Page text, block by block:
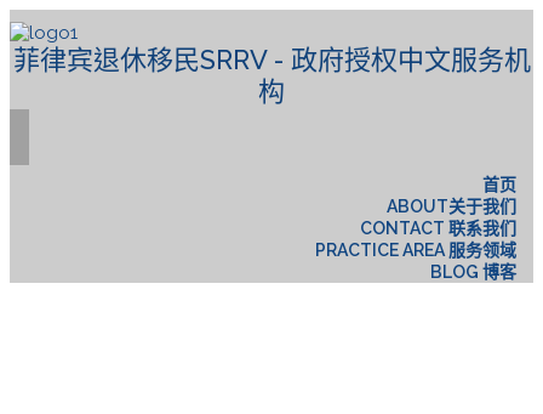
菲律宾退休移民SRRV - 政府授权中文服务机
构
首页
ABOUT关于我们
CONTACT 联系我们
PRACTICE AREA 服务领域
BLOG 博客